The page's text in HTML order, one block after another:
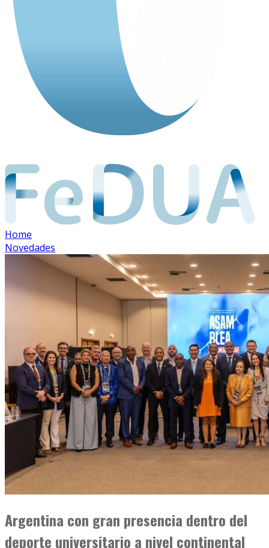
Home
Novedades
Argentina con gran presencia dentro del
deporte universitario a nivel continental